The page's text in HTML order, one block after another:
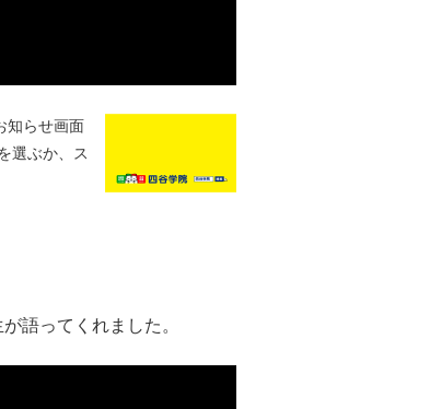
知らせ画面
選ぶか、ス
語ってくれました。